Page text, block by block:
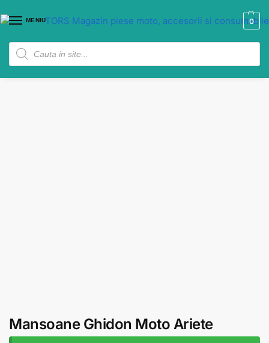
MENIU 0
Mansoane Ghidon Moto Ariete